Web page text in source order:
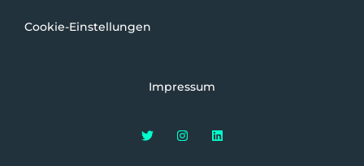
Cookie-Einstellungen
Impressum